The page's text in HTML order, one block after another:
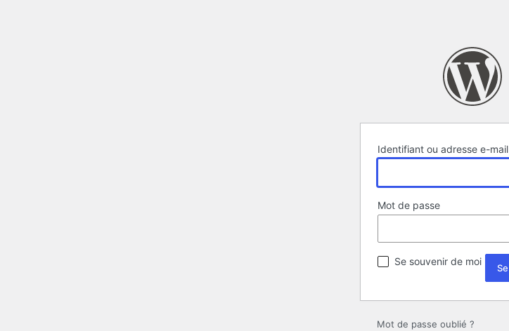
Identifiant ou adresse e-mail
Mot de passe
Se souvenir de moi
Mot de passe oublié ?